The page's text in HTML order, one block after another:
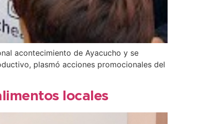
acontecimiento de Ayacucho y se
plasmó acciones promocionales del
locales